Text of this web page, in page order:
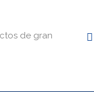
de gran